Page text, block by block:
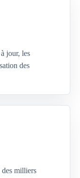
jour, les
des
des milliers